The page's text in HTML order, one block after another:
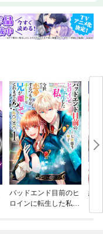
バッドエンド目前のヒ
ロインに転生した私、
結